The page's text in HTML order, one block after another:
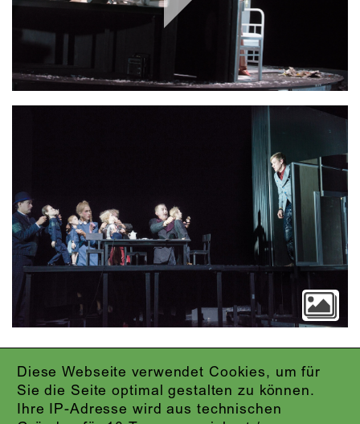
Diese Webseite verwendet Cookies, um für
Sie die Seite optimal gestalten zu können.
Ihre IP-Adresse wird aus technischen
Play
Video
IMPRESSUM
DATENSCHUTZ
AGB